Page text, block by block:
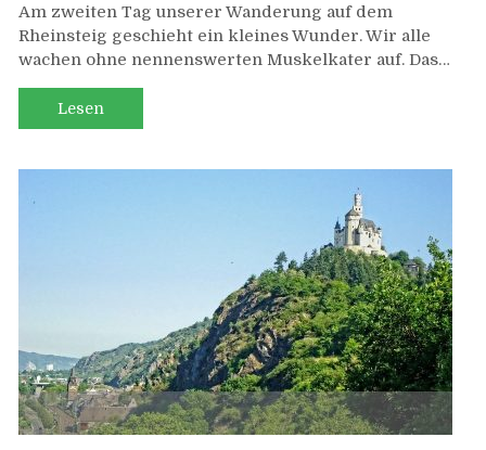
Kamp-
Bornhofen
bis
Am zweiten Tag unserer Wanderung auf dem
Rheinsteig geschieht ein kleines Wunder. Wir alle
wachen ohne nennenswerten Muskelkater auf. Das…
Lesen